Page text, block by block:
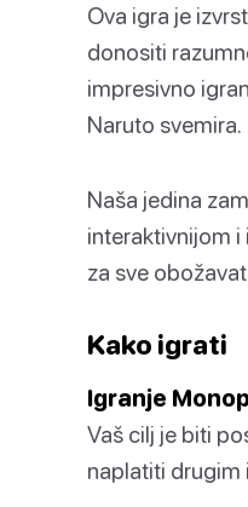
Ova igra je
donositi
impresivno
Naruto svemira.
Naša jedina
interaktivnijom i
za sve
Kako igrati
Igranje
Vaš cilj je biti
naplatiti drugim